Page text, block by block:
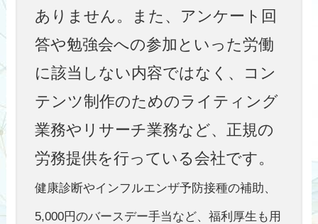
ありません。また、アンケート回
答や勉強会への参加といった労働
に該当しない内容ではなく、コン
テンツ制作のためのライティング
業務やリサーチ業務など、正規の
労務提供を行っている会社です。
健康診断やインフルエンザ予防接種の補助、
5,000円のバースデー手当など、福利厚生も用